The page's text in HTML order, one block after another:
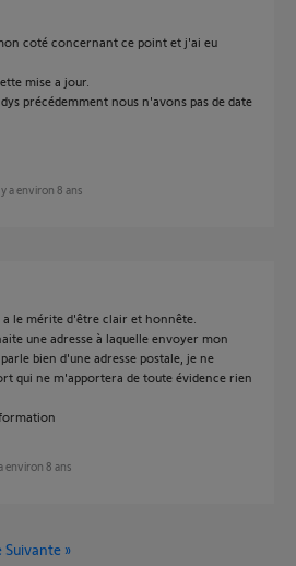
coté concernant ce point et j'ai eu
mise a jour.
précédemment nous n'avons pas de date
y a environ 8 ans
le mérite d'être clair et honnête.
une adresse à laquelle envoyer mon
bien d'une adresse postale, je ne
qui ne m'apportera de toute évidence rien
environ 8 ans
Suivante »